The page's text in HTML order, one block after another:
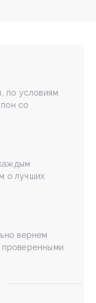
по условиям
со
о лучших
вернем